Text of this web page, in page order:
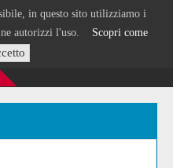
in questo sito utilizziamo i
ne autorizzi l'uso. Scopri come